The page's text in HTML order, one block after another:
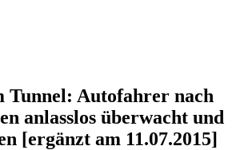
Tunnel: Autofahrer nach
anlasslos überwacht und
[ergänzt am 11.07.2015]